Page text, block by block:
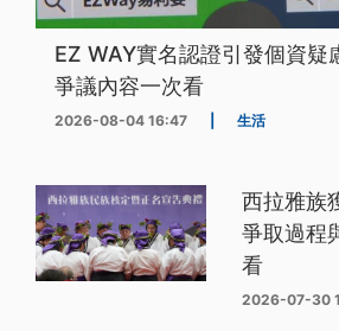
EZ WAY實名認證引發個資疑
爭議內容一次看
2026-08-04 16:47 生活
西拉雅族
爭取過程
看
2026-07-30